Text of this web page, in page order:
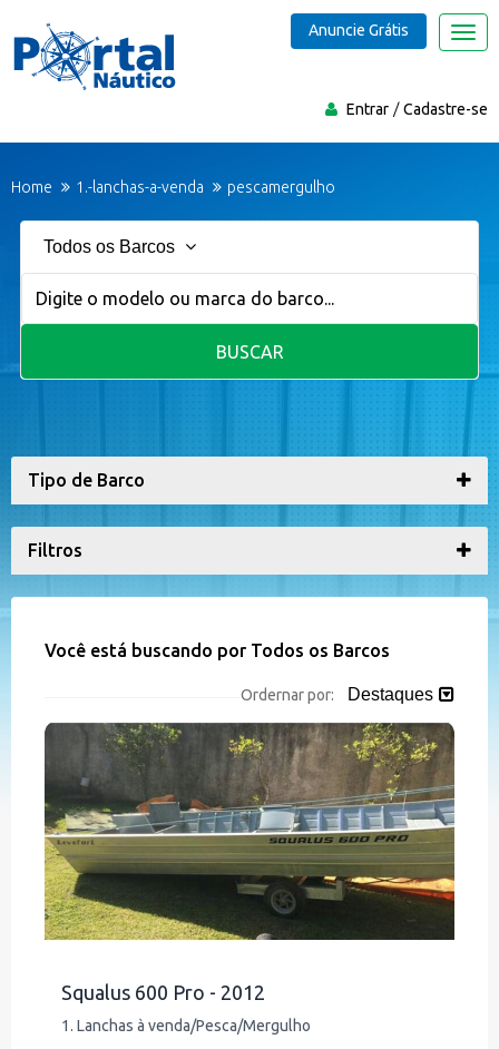
Entrar Cadastre-se
Anuncie Grátis
Home 1.-lanchas-a-venda pescamergulho
Todos os Barcos
BUSCAR
Tipo de Barco
Filtros
Você está buscando por Todos os Barcos
Ordernar por: Destaques
Squalus 600 Pro - 2012
1. Lanchas à venda/Pesca/Mergulho